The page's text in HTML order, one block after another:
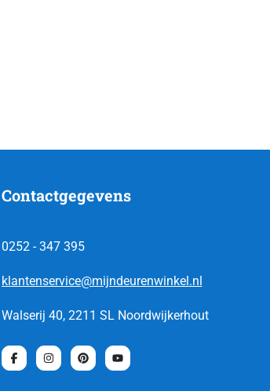
Contactgegevens
0252 - 347 395
klantenservice@mijndeurenwinkel.nl
Walserij 40, 2211 SL Noordwijkerhout